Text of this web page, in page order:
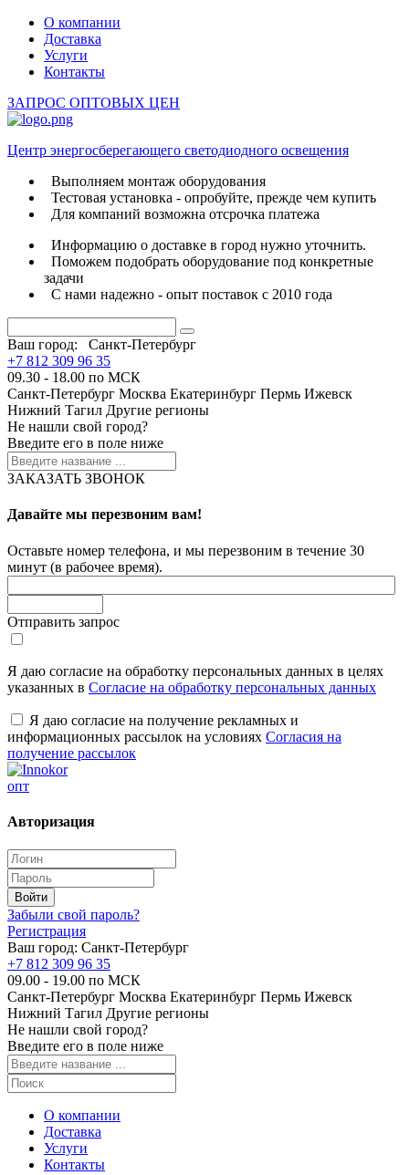
О компании
Доставка
Услуги
Контакты
ЗАПРОС ОПТОВЫХ ЦЕН
Центр энергосберегающего светодиодного освещения
Выполняем монтаж оборудования
Тестовая установка - опробуйте, прежде чем купить
Для компаний возможна отсрочка платежа
Информацию о доставке в город нужно уточнить.
Поможем подобрать оборудование под конкретные
задачи
С нами надежно - опыт поставок с 2010 года
Ваш город:
Санкт-Петербург
+7 812 309 96 35
09.30 - 18.00 по МСК
Санкт-Петербург Москва Екатеринбург Пермь Ижевск
Нижний Тагил Другие регионы
Не нашли свой город?
Введите его в поле ниже
ЗАКАЗАТЬ ЗВОНОК
Давайте мы перезвоним вам!
Оставьте номер телефона, и мы перезвоним в течение 30
минут (в рабочее время).
Отправить запрос
Я даю согласие на обработку персональных данных в целях
указанных в Согласие на обработку персональных данных
Я даю согласие на получение рекламных и
информационных рассылок на условиях Согласия на
получение рассылок
опт
Авторизация
Забыли свой пароль?
Регистрация
Ваш город: Санкт-Петербург
+7 812 309 96 35
09.00 - 19.00 по МСК
Санкт-Петербург Москва Екатеринбург Пермь Ижевск
Нижний Тагил Другие регионы
Не нашли свой город?
Введите его в поле ниже
О компании
Доставка
Услуги
Контакты